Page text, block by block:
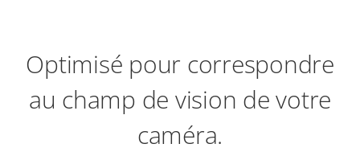
Optimisé pour correspondre
au champ de vision de votre
caméra.